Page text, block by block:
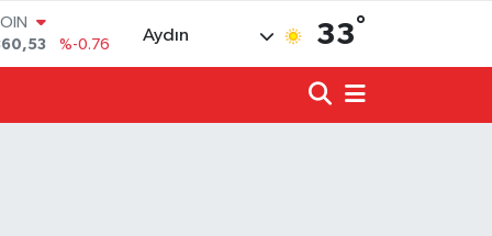
%-0.76
Aydın 33°